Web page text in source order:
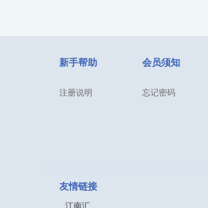
新手帮助
注册说明
会员须知
忘记密码
友情链接
江南汇